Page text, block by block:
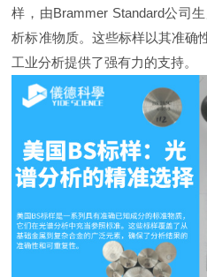
样，由Brammer Standard公司
析标准物质。这些标样以其准确
工业分析提供了强有力的支持。